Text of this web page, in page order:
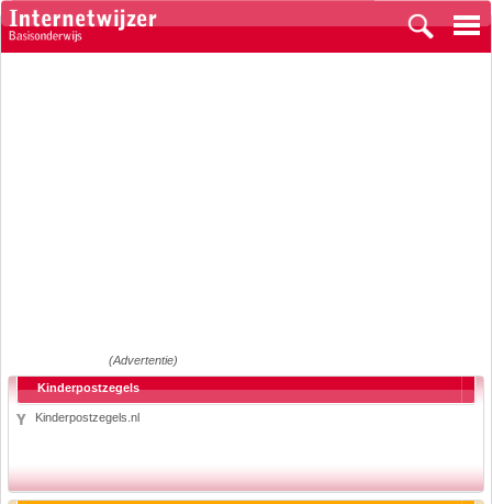
(Advertentie)
Kinderpostzegels
Kinderpostzegels.nl